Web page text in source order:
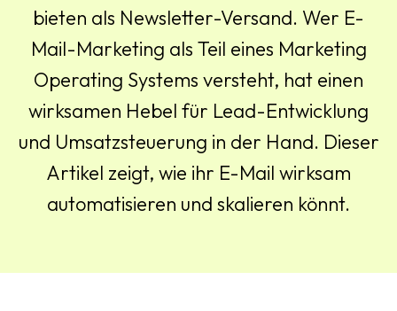
bieten als Newsletter-Versand. Wer E-
Mail-Marketing als Teil eines Marketing
Operating Systems versteht, hat einen
wirksamen Hebel für Lead-Entwicklung
und Umsatzsteuerung in der Hand. Dieser
Artikel zeigt, wie ihr E-Mail wirksam
automatisieren und skalieren könnt.